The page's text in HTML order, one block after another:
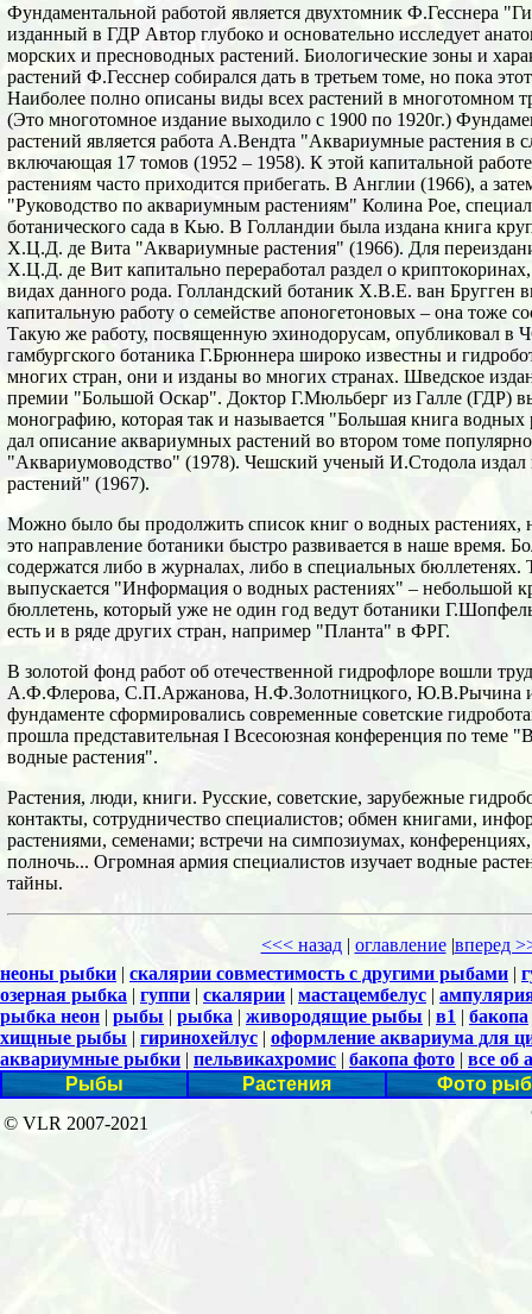
Фундаментальной работой является двухтомник Ф.Гесснера
изданный в ГДР Автор глубоко и основательно исследует
морских и пресноводных растений. Биологические зоны и
растений Ф.Гесснер собирался дать в третьем томе, но пока
Наиболее полно описаны виды всех растений в многотомном
(Это многотомное издание выходило с 1900 по 1920г.)
растений является работа А.Вендта "Аквариумные растения в
включающая 17 томов (1952 – 1958). К этой капитальной
растениям часто приходится прибегать. В Англии (1966), а
"Руководство по аквариумным растениям" Колина Рое,
ботанического сада в Кью. В Голландии была издана книга
Х.Ц.Д. де Вита "Аквариумные растения" (1966). Для
Х.Ц.Д. де Вит капитально переработал раздел о
видах данного рода. Голландский ботаник Х.В.Е. ван Бругген
капитальную работу о семействе апоногетоновых – она тоже
Такую же работу, посвященную эхинодорусам, опубликовал
гамбургского ботаника Г.Брюннера широко известны и
многих стран, они и изданы во многих странах. Шведское
премии "Большой Оскар". Доктор Г.Мюльберг из Галле (ГДР)
монографию, которая так и называется "Большая книга водных
дал описание аквариумных растений во втором томе
"Аквариумоводство" (1978). Чешский ученый И.Стодола
растений" (1967).
Можно было бы продолжить список книг о водных растениях,
это направление ботаники быстро развивается в наше время.
содержатся либо в журналах, либо в специальных бюллетенях.
выпускается "Информация о водных растениях" – небольшой
бюллетень, который уже не один год ведут ботаники
есть и в ряде других стран, например "Планта" в ФРГ.
В золотой фонд работ об отечественной гидрофлоре вошли
А.Ф.Флерова, С.П.Аржанова, Н.Ф.Золотницкого, Ю.В.Рычина
фундаменте сформировались современные советские
прошла представительная I Всесоюзная конференция по
водные растения".
Растения, люди, книги. Русские, советские, зарубежные
контакты, сотрудничество специалистов; обмен книгами,
растениями, семенами; встречи на симпозиумах,
полночь... Огромная армия специалистов изучает водные
тайны.
<<< назад| оглавление|вперед
неоны рыбки | скалярии совместимость с другими рыбами |
озерная рыбка | гуппи | скалярии | мастацембелус |
рыбка неон | рыбы | рыбка | живородящие рыбы | в1 | бакопа
хищные рыбы | гиринохейлус | оформление аквариума для
аквариумные рыбки | пельвикахромис | бакопа фото | все об
Рыбы
Растения
Фото рыб
© VLR 2007-2021